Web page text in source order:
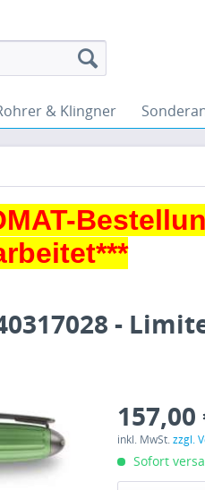
& Klingner
-
157,00
inkl. MwSt.zzgl.
Sofort